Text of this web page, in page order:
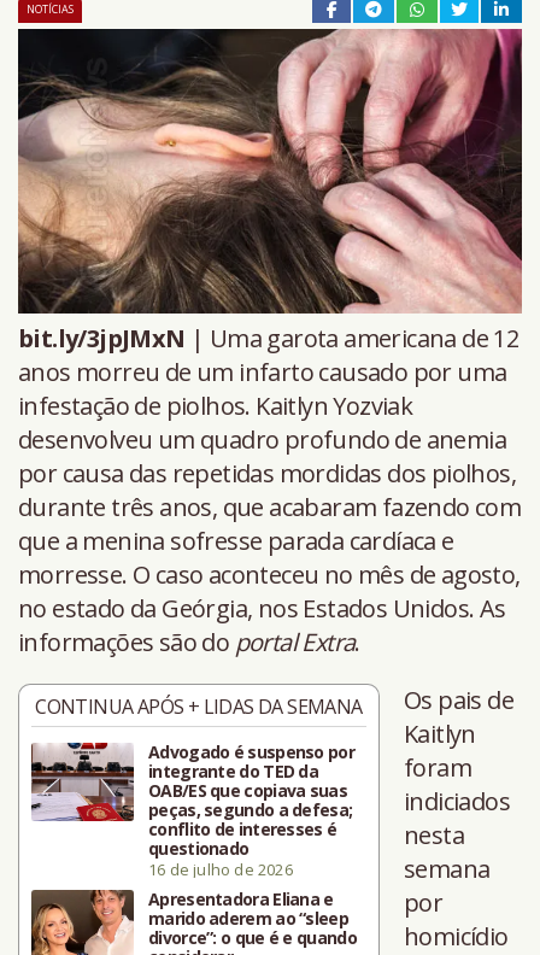
NOTÍCIAS
bit.ly/3jpJMxN | Uma garota americana de 12
anos morreu de um infarto causado por uma
infestação de piolhos. Kaitlyn Yozviak
desenvolveu um quadro profundo de anemia
por causa das repetidas mordidas dos piolhos,
durante três anos, que acabaram fazendo com
que a menina sofresse parada cardíaca e
morresse. O caso aconteceu no mês de agosto,
no estado da Geórgia, nos Estados Unidos. As
informações são do portal Extra.
CONTINUA APÓS + LIDAS DA SEMANA
Advogado é suspenso por
integrante do TED da
OAB/ES que copiava suas
peças, segundo a defesa;
conflito de interesses é
questionado
16 de julho de 2026
Apresentadora Eliana e
marido aderem ao “sleep
divorce”: o que é e quando
Os pais de
Kaitlyn
foram
indiciados
nesta
semana
por
homicídio